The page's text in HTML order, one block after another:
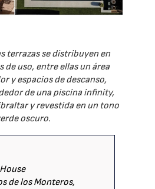
terrazas se distribuyen en
de uso, entre ellas un área
y espacios de descanso,
de una piscina infinity,
y revestida en un tono
oscuro.
de los Monteros,